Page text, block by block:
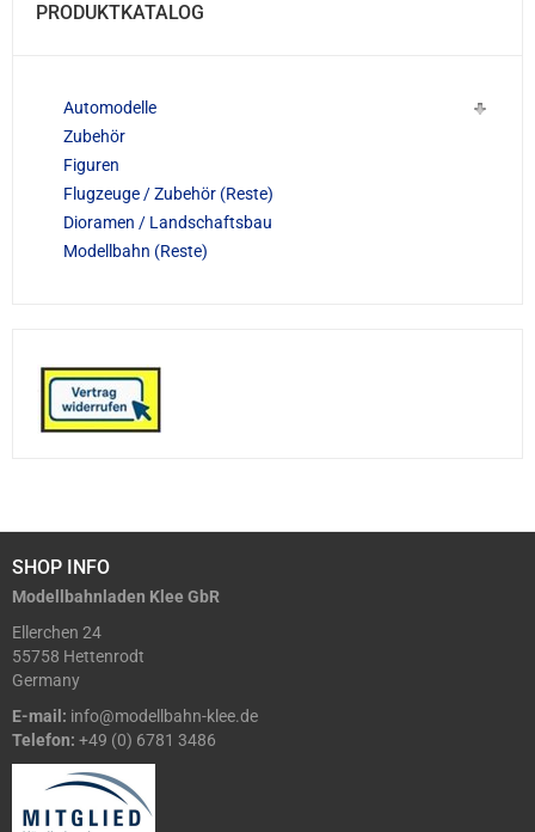
PRODUKTKATALOG
Automodelle
Zubehör
Figuren
Flugzeuge / Zubehör (Reste)
Dioramen / Landschaftsbau
Modellbahn (Reste)
SHOP INFO
Modellbahnladen Klee GbR
Ellerchen 24
55758 Hettenrodt
Germany
E-mail: info@modellbahn-klee.de
Telefon: +49 (0) 6781 3486